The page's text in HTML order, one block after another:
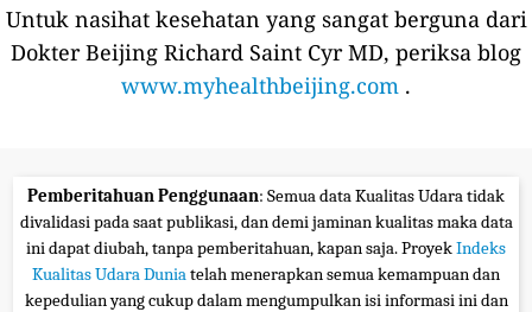
Untuk nasihat kesehatan yang sangat berguna dari
Dokter Beijing Richard Saint Cyr MD, periksa blog
www.myhealthbeijing.com .
Pemberitahuan Penggunaan: Semua data Kualitas Udara tidak
divalidasi pada saat publikasi, dan demi jaminan kualitas maka data
ini dapat diubah, tanpa pemberitahuan, kapan saja. ProyekIndeks
Kualitas Udara Duniatelah menerapkan semua kemampuan dan
kepedulian yang cukup dalam mengumpulkan isi informasi ini dan